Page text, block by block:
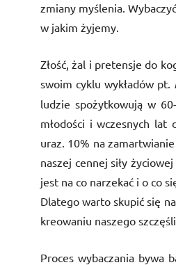
zmiany myślenia.
w jakim żyjemy.
Złość, żal i pretensje do
swoim cyklu wykładów pt.
ludzie spożytkowują w
młodości i wczesnych lat
uraz. 10% na
naszej cennej siły
jest na co narzekać i o co
Dlatego warto skupić się
kreowaniu naszego
Proces wybaczania bywa